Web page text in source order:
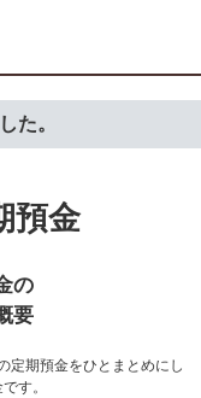
た。
預金
の
要
定期預金をひとまとめにし
す。